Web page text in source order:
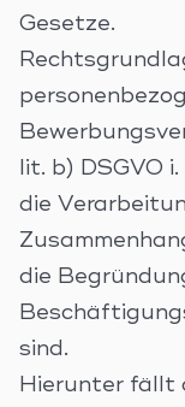
Gesetze.
lit. b) DSGVO
die
die
sind.
Hierunter fällt